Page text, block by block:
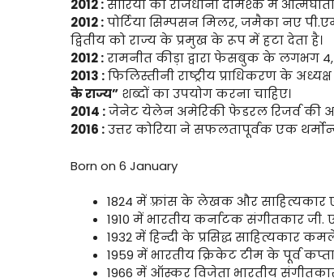
2012 :सीरिया की राजधानी दमिश्क में
2012 :पोर्टिया सिम्पसन मिलर, जमैका नए
द्वितीय को राज्य के प्रमुख के रूप में हटा देता है।
2012 :रामनीत कीड़ा द्वारा फेसबुक के लगभग
2013 :फिलिस्तीनी राष्ट्रीय प्राधिकरण के
के राज्य” शब्दों का उपयोग करना चाहिए।
2014 :जेनेट येलेन अमेरिकी फेडरल रिजर्व की
2016 :उत्तर कोरिया ने सफलतापूर्वक एक
Born on 6 January
1824 में फ़्रांस के लेखक और साहित्यकार
1910 में भारतीय कर्नाटक संगीतकार
1932 में हिन्दी के प्रसिद्ध साहित्यकार
1959 में भारतीय क्रिकेट टीम के पूर्व
1966 में ऑस्कर विजेता भारतीय